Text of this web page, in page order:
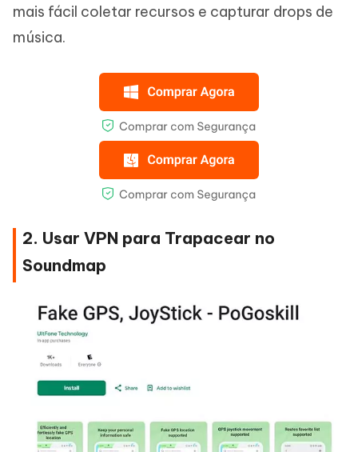
mais fácil coletar recursos e capturar drops de
música.
2. Usar VPN para Trapacear no
Soundmap